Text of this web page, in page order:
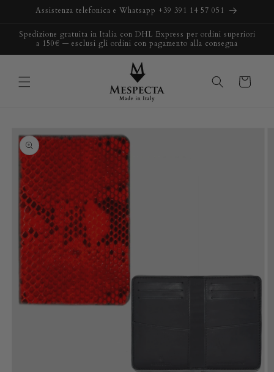
direttamente
Assistenza telefonica e Whatsapp +39 391 14 57 051
Spedizione gratuita in Italia con DHL Express per ordini superiori
a 150€ — esclusi gli ordini con pagamento alla consegna
Carrello
informazioni
sul prodotto